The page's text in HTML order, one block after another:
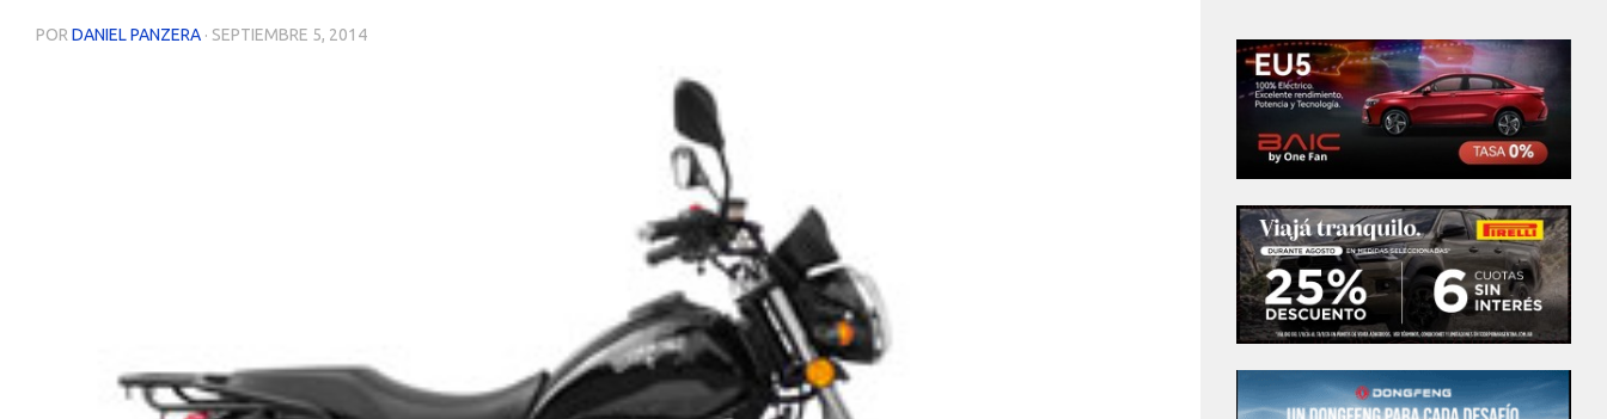
POR DANIEL PANZERA · SEPTIEMBRE 5, 2014